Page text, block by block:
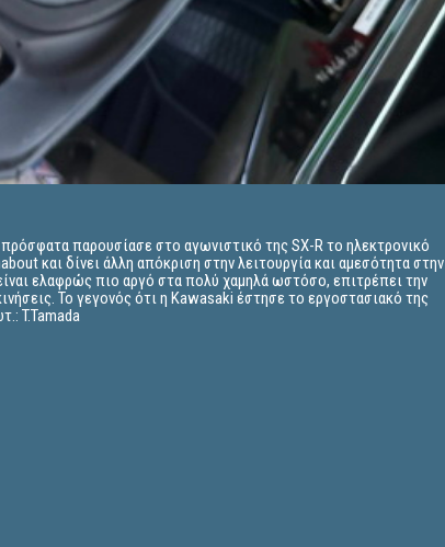
παρουσίασε στο αγωνιστικό της SX-R το ηλεκτρονικό
και δίνει άλλη απόκριση στην λειτουργία και αμεσότητα στην
ελαφρώς πιο αργό στα πολύ χαμηλά ωστόσο, επιτρέπει την
Το γεγονός ότι η Kawasaki έστησε το εργοστασιακό της
T.Tamada